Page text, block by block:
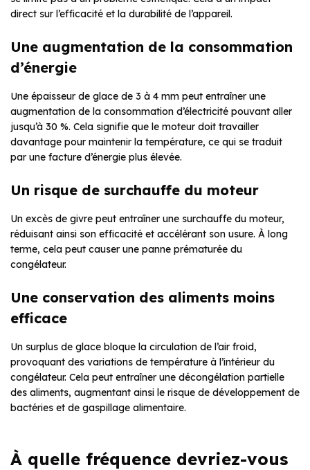
direct sur l’efficacité et la durabilité de l’appareil.
Une augmentation de la consommation
d’énergie
Une épaisseur de glace de 3 à 4 mm peut entraîner une
augmentation de la consommation d’électricité pouvant aller
jusqu’à 30 %. Cela signifie que le moteur doit travailler
davantage pour maintenir la température, ce qui se traduit
par une facture d’énergie plus élevée.
Un risque de surchauffe du moteur
Un excès de givre peut entraîner une surchauffe du moteur,
réduisant ainsi son efficacité et accélérant son usure. À long
terme, cela peut causer une panne prématurée du
congélateur.
Une conservation des aliments moins
efficace
Un surplus de glace bloque la circulation de l’air froid,
provoquant des variations de température à l’intérieur du
congélateur. Cela peut entraîner une décongélation partielle
des aliments, augmentant ainsi le risque de développement de
bactéries et de gaspillage alimentaire.
À quelle fréquence devriez-vous